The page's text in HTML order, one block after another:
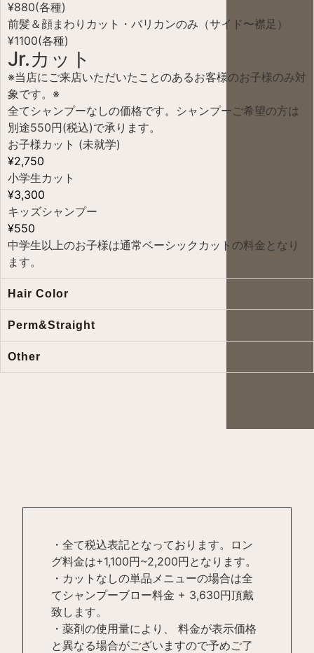
¥880(各種)
前髪＆顔まわりカット・バリカンのみ（サイド〜襟足）
¥1100(各種)
Jr.カット ​
※当店にご来店いただいたことのあるお客様のお子様のみ対
象です。※
全てシャンプーなしの価格です。シャンプーご希望の方は
別途550円(税込)で承ります。
お子様カット (未就学)
¥2,750
小学生カット
¥3,300
キッズシャンプー
¥550
中学生以上のお子様は通常ベーシックカットの料金となり
ます。
Hair Color
Perm&Straight
Other
・全て税込表記となっております。ロン
グ料金は+1,100円~2,200円となります。
・カットなしの単品メニューの場合は全
てシャンプーブロー料金 + 3,630円頂戴
致します。
・薬剤の使用量により、 料金が表示価格
と異なる場合がございますので予めご了